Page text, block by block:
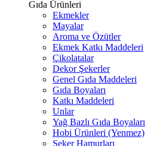
Gıda Ürünleri
Ekmekler
Mayalar
Aroma ve Özütler
Ekmek Katkı Maddeleri
Çikolatalar
Dekor Şekerler
Genel Gıda Maddeleri
Gıda Boyaları
Katkı Maddeleri
Unlar
Yağ Bazlı Gıda Boyaları
Hobi Ürünleri (Yenmez)
Şeker Hamurları